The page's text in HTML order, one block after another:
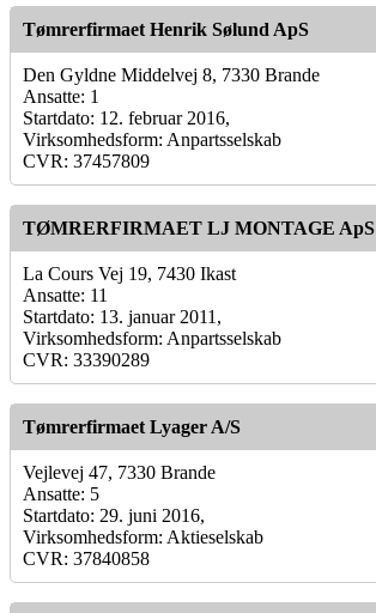
Tømrerfirmaet Henrik Sølund ApS
Den Gyldne Middelvej 8, 7330 Brande
Ansatte: 1
Startdato: 12. februar 2016,
Virksomhedsform: Anpartsselskab
CVR: 37457809
TØMRERFIRMAET LJ MONTAGE ApS
La Cours Vej 19, 7430 Ikast
Ansatte: 11
Startdato: 13. januar 2011,
Virksomhedsform: Anpartsselskab
CVR: 33390289
Tømrerfirmaet Lyager A/S
Vejlevej 47, 7330 Brande
Ansatte: 5
Startdato: 29. juni 2016,
Virksomhedsform: Aktieselskab
CVR: 37840858